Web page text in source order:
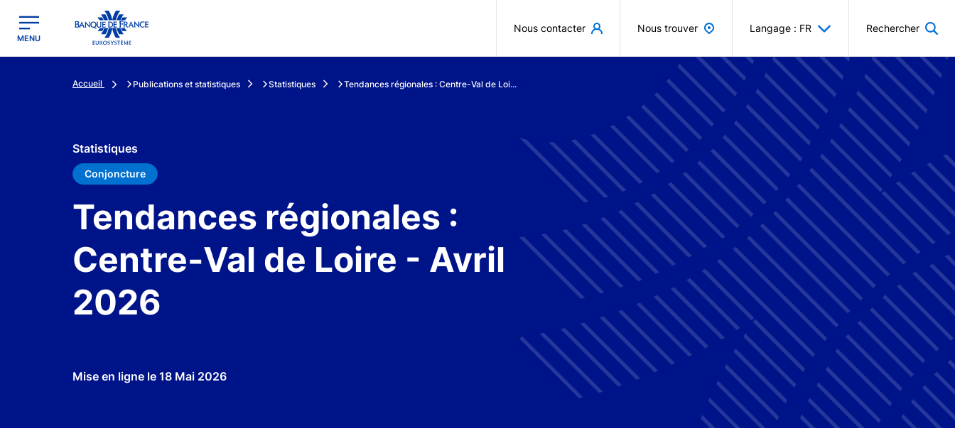
Banque de France - Menu Principal
MENU
Nous contacter Nous trouver Langage : FR Rechercher
Accueil Publications et statistiques Statistiques Tendances régionales : Centre-Val de Loi...
Statistiques
Conjoncture
Tendances régionales :
Centre-Val de Loire - Avril
2026
Mise en ligne le 18 Mai 2026